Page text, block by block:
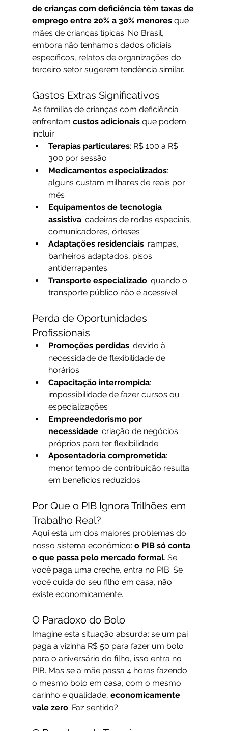
de crianças com deficiência têm taxas de
emprego entre 20% a 30% menores que
mães de crianças típicas. No Brasil,
embora não tenhamos dados oficiais
específicos, relatos de organizações do
terceiro setor sugerem tendência similar.
Gastos Extras Significativos
As famílias de crianças com deficiência
enfrentam custos adicionais que podem
incluir:
Terapias particulares: R$ 100 a R$
300 por sessão
Medicamentos especializados:
alguns custam milhares de reais por
mês
Equipamentos de tecnologia
assistiva: cadeiras de rodas especiais,
comunicadores, órteses
Adaptações residenciais: rampas,
banheiros adaptados, pisos
antiderrapantes
Transporte especializado: quando o
transporte público não é acessível
Perda de Oportunidades
Profissionais
Promoções perdidas: devido à
necessidade de flexibilidade de
horários
Capacitação interrompida:
impossibilidade de fazer cursos ou
especializações
Empreendedorismo por
necessidade: criação de negócios
próprios para ter flexibilidade
Aposentadoria comprometida:
menor tempo de contribuição resulta
em benefícios reduzidos
Por Que o PIB Ignora Trilhões em
Trabalho Real?
Aqui está um dos maiores problemas do
nosso sistema econômico: o PIB só conta
o que passa pelo mercado formal. Se
você paga uma creche, entra no PIB. Se
você cuida do seu filho em casa, não
existe economicamente.
O Paradoxo do Bolo
Imagine esta situação absurda: se um pai
paga a vizinha R$ 50 para fazer um bolo
para o aniversário do filho, isso entra no
PIB. Mas se a mãe passa 4 horas fazendo
o mesmo bolo em casa, com o mesmo
carinho e qualidade, economicamente
vale zero. Faz sentido?